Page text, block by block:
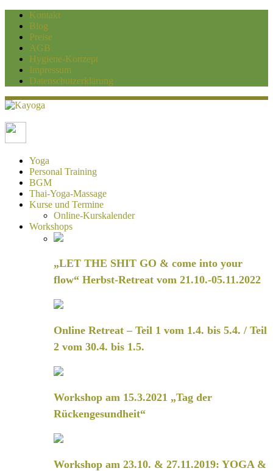
Kontakt
Blog
Preise
AGB
Hygiene-Konzept
Impressum
Datenschutzerklärung
Kayoga
Yoga und Personaltraining Duisburg
Yoga
Personal Training
BGM
Thai-Yoga-Massage
Kurse und Termine
Online-Kurskalender
Workshops
„LET THE SHIT GO & come into your
flow“ Herbst-Retreat vom 21.10.-05.11.2022
Online Retreat – Teil 1 vom 1.4. bis 5.4. / Teil
2 vom 30.4. bis 1.5.
Workshop am 15.3.2021 „Tag der
Rückengesundheit“
Workshop am 23.10. & 27.11.2019: YOGA &